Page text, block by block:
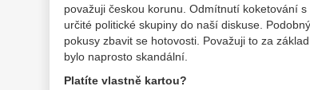
považuji českou korunu. Odmítnutí koketování
určité politické skupiny do naší diskuse.
pokusy zbavit se hotovosti. Považuji to za
bylo naprosto skandální.
Platíte vlastně kartou?